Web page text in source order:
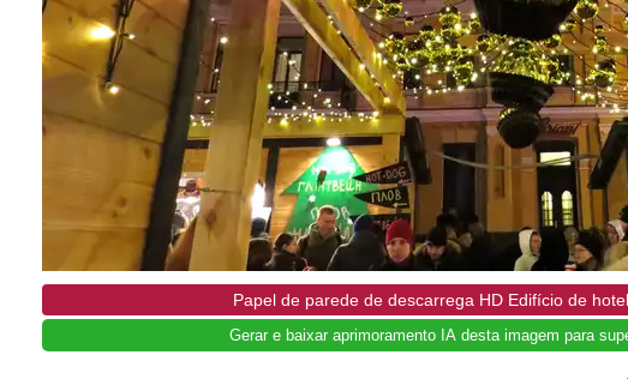
Papel de parede de descarrega HD Edifício de
Gerar e baixar aprimoramento IA desta imagem para